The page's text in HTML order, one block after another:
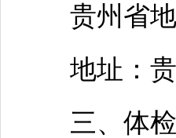
贵州省地
地址：贵
三、体检